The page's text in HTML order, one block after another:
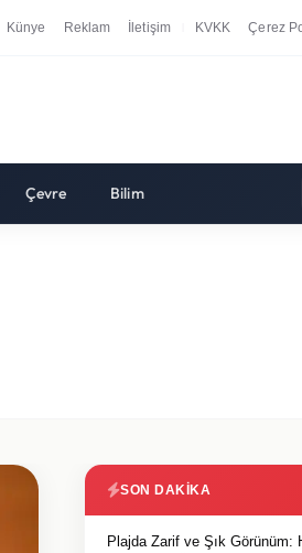
Künye Reklam İletişim KVKK Çerez
Çevre Bilim
SON DAKIKA
Plajda Zarif ve Şık Görünüm: